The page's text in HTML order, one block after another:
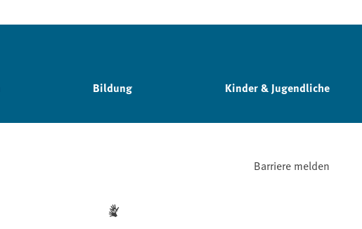
Bildung Kinder & Jugendliche
Barriere melden